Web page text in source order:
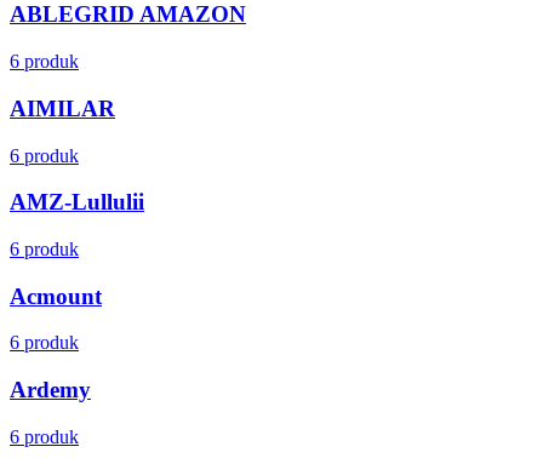
ABLEGRID AMAZON
6 produk
AIMILAR
6 produk
AMZ-Lullulii
6 produk
Acmount
6 produk
Ardemy
6 produk